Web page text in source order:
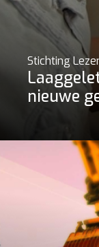
Stichting
nieuwe